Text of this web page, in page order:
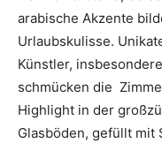
arabische Akzente
Urlaubskulisse.
Künstler,
schmücken die
Highlight in der
Glasböden, gefüllt mit